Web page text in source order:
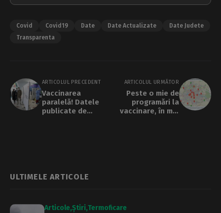
Covid Covid19 Date Date Actualizate
Date Judete
Transparenta
ARTICOLUL PRECEDENT
Vaccinarea
paralelă! Datele
publicate de
ARTICOLUL URMĂTOR
Peste o mie de
programări la
vaccinare, în mai
ULTIMELE ARTICOLE
Articole Știri Termoficare